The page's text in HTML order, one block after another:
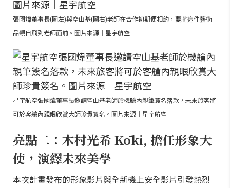
張國煒董事長(圖左)與空山基(圖右)老師在合作初期便相約，要將這件藝術
品親自飛到老師面前。圖片來源｜星宇航空
星宇航空張國煒董事長邀請空山基老師於機艙內親筆簽名落款，未來旅客將
可於客艙內親眼欣賞大師珍貴簽名。圖片來源｜星宇航空
亮點二：木村光希 Kōki, 擔任形象大
使，演繹未來美學
本次計畫發布的形象影片與全新機上安全影片引發熱烈